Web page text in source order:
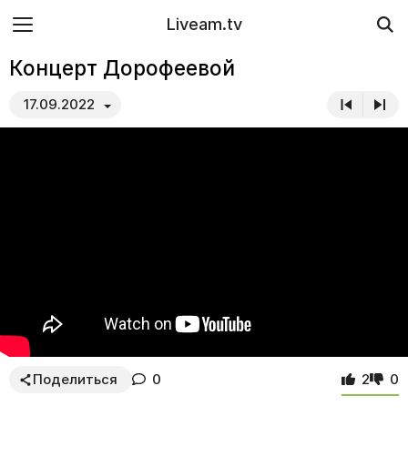
Liveam.tv
Концерт Дорофеевой
17.09.2022
Поделиться 0 2 0